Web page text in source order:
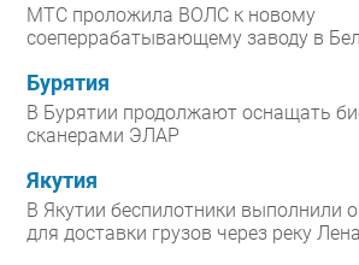
МТС проложила ВОЛС к новому
соеперрабатывающему заводу в
Бурятия
В Бурятии продолжают оснащать
сканерами ЭЛАР
Якутия
В Якутии беспилотники выполнили
для доставки грузов через реку Лена